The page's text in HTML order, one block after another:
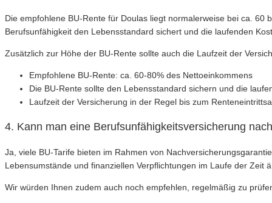
Die empfohlene BU-Rente für Doulas liegt normalerweise bei ca.
Berufsunfähigkeit den Lebensstandard sichert und die laufenden
Zusätzlich zur Höhe der BU-Rente sollte auch die Laufzeit der
Empfohlene BU-Rente: ca. 60-80% des Nettoeinkommens
Die BU-Rente sollte den Lebensstandard sichern und die
Laufzeit der Versicherung in der Regel bis zum
4. Kann man eine Berufsunfähigkeitsversicherung
Ja, viele BU-Tarife bieten im Rahmen von
Lebensumstände und finanziellen Verpflichtungen im Laufe der Zeit
Wir würden Ihnen zudem auch noch empfehlen, regelmäßig zu